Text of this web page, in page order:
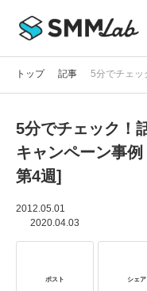
トップ 記事 5分でチェッ
5分でチェック！
キャンペーン事
第4週]
2012.05.01
2020.04.03
ポスト シェア